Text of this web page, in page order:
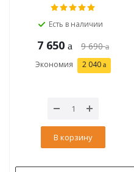
Есть в наличии
7 650 9 690
Экономия 2 040
В корзину